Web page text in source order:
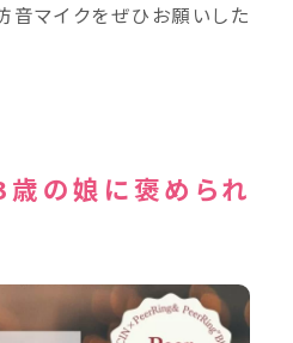
音マイクをぜひお願いした
歳の娘に褒められ